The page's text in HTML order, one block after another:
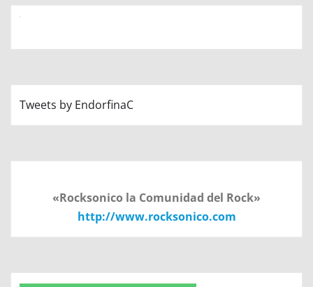
Tweets by EndorfinaC
«Rocksonico la Comunidad del Rock»
http://www.rocksonico.com